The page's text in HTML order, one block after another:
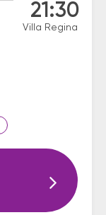
21:30
Villa Regina